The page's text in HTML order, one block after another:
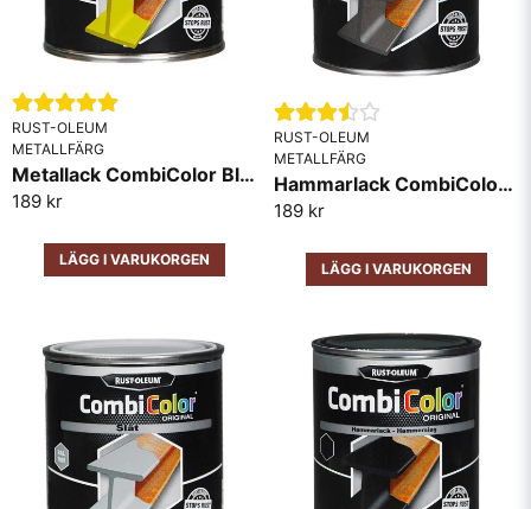
RUST-OLEUM
METALLFÄRG
Metallack CombiColor Blank RAL1018 Gul
189 kr
LÄGG I VARUKORGEN
RUST-OLEUM
METALLFÄRG
Hammarlack CombiColor Mörkgrå
189 kr
LÄGG I VARUKORGEN
av spruta bör sedan ske med förtunning eller
penseltvätt. MVH Robert